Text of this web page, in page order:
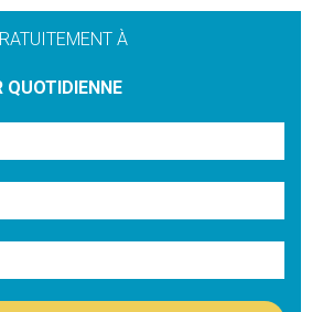
À
QUOTIDIENNE